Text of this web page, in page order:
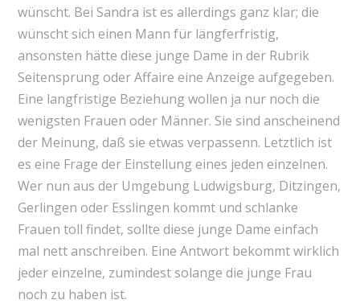
wünscht. Bei Sandra ist es allerdings ganz klar; die
wünscht sich einen Mann für längferfristig,
ansonsten hätte diese junge Dame in der Rubrik
Seitensprung oder Affaire eine Anzeige aufgegeben.
Eine langfristige Beziehung wollen ja nur noch die
wenigsten Frauen oder Männer. Sie sind anscheinend
der Meinung, daß sie etwas verpassenn. Letztlich ist
es eine Frage der Einstellung eines jeden einzelnen.
Wer nun aus der Umgebung Ludwigsburg, Ditzingen,
Gerlingen oder Esslingen kommt und schlanke
Frauen toll findet, sollte diese junge Dame einfach
mal nett anschreiben. Eine Antwort bekommt wirklich
jeder einzelne, zumindest solange die junge Frau
noch zu haben ist.